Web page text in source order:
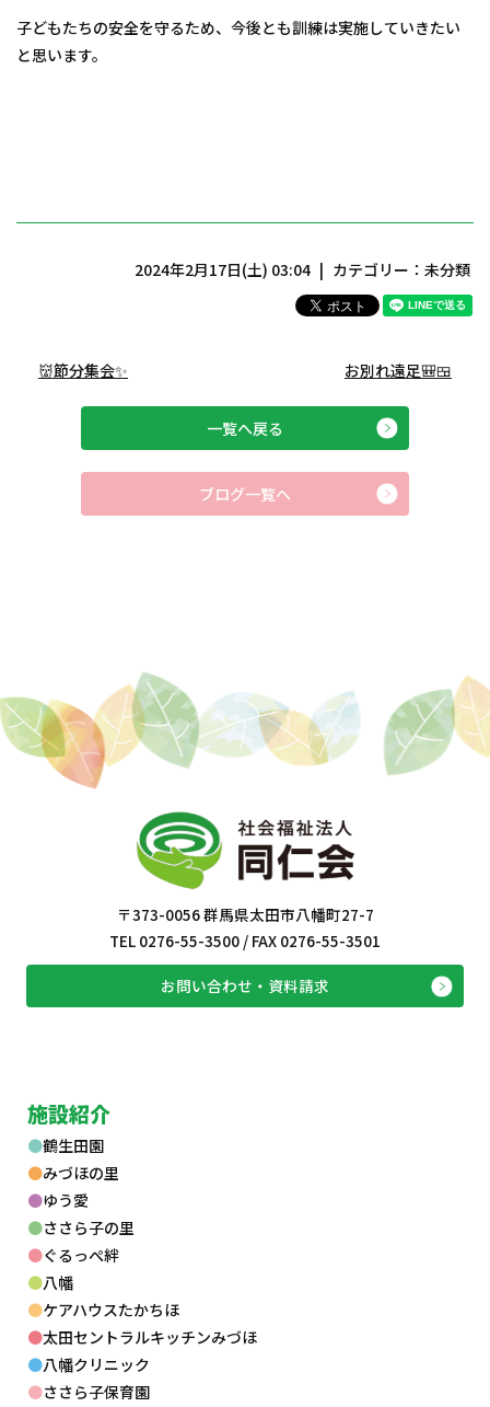
子どもたちの安全を守るため、今後とも訓練は実施していきたい
と思います。
2024年2月17日(土) 03:04 カテゴリー： 未分類
👹節分集会✨ お別れ遠足🎒🍱
一覧へ戻る
ブログ一覧へ
〒373-0056 群馬県太田市八幡町27-7
TEL 0276-55-3500 / FAX 0276-55-3501
お問い合わせ・資料請求
施設紹介
鶴生田園
みづほの里
ゆう愛
ささら子の里
ぐるっぺ絆
八幡
ケアハウスたかちほ
太田セントラルキッチンみづほ
八幡クリニック
ささら子保育園